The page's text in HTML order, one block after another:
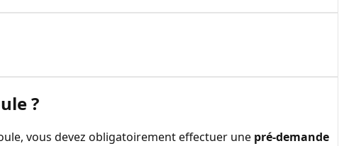
?
, vous devez obligatoirement effectuer une pré-demande